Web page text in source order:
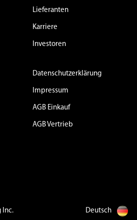
Lieferanten
Karriere
Investoren
Datenschutzerklärung
Impressum
AGB Einkauf
AGB Vertrieb
Inc.